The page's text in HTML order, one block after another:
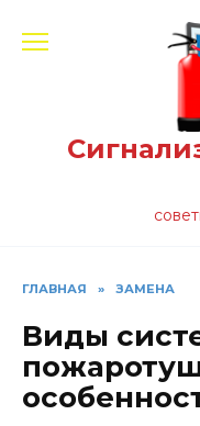
ГЛАВНАЯ » ЗАМЕНА
Виды